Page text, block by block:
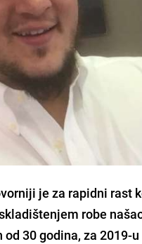
je za rapidni rast
robe
30 godina, za 2019-u